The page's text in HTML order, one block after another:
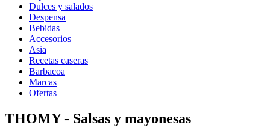
Dulces y salados
Despensa
Bebidas
Accesorios
Asia
Recetas caseras
Barbacoa
Marcas
Ofertas
THOMY - Salsas y mayonesas